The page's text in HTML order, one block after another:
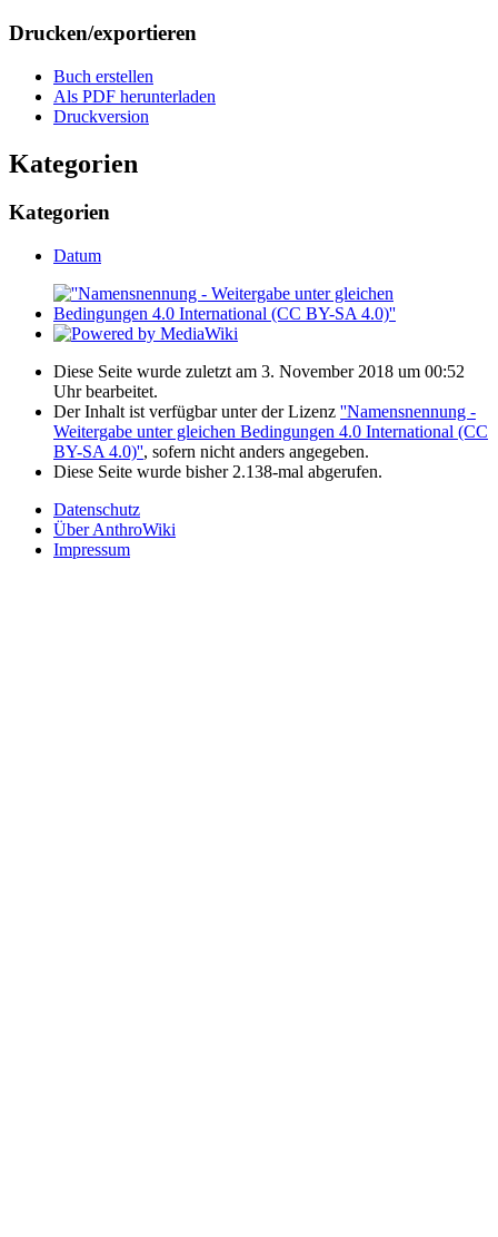
Drucken/­exportieren
Buch erstellen
Als PDF herunterladen
Druckversion
Kategorien
Kategorien
Datum
Diese Seite wurde zuletzt am 3. November 2018 um 00:52
Uhr bearbeitet.
Der Inhalt ist verfügbar unter der Lizenz ''Namensnennung -
Weitergabe unter gleichen Bedingungen 4.0 International (CC
BY-SA 4.0)'', sofern nicht anders angegeben.
Diese Seite wurde bisher 2.138-mal abgerufen.
Datenschutz
Über AnthroWiki
Impressum